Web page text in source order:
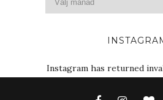
Instagram has returned